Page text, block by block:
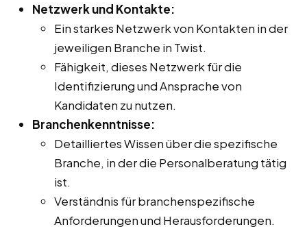
Netzwerk und Kontakte:
Ein starkes Netzwerk von Kontakten in der
jeweiligen Branche in Twist.
Fähigkeit, dieses Netzwerk für die
Identifizierung und Ansprache von
Kandidaten zu nutzen.
Branchenkenntnisse:
Detailliertes Wissen über die spezifische
Branche, in der die Personalberatung tätig
ist.
Verständnis für branchenspezifische
Anforderungen und Herausforderungen.